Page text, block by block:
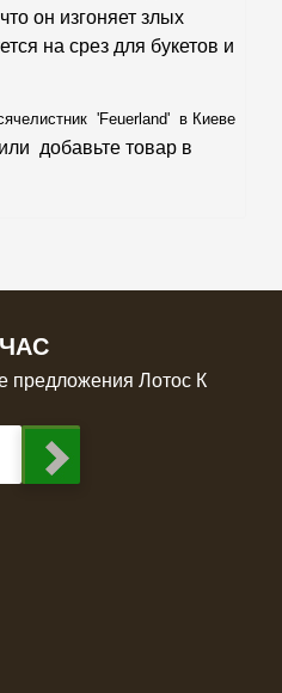
он изгоняет злых
на срез для букетов и
'Feuerland' в Киеве
добавьте товар в
предложения Лотос К